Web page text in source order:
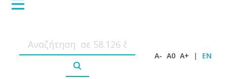
A- A0 A+ | EN